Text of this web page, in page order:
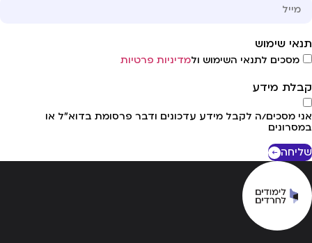
שימוש
מסכים לתנאי השימוש ולמדיניות פרטיות
מידע
מסכים/ה לקבל מידע עדכונים ודבר פרסומת בדוא"ל או